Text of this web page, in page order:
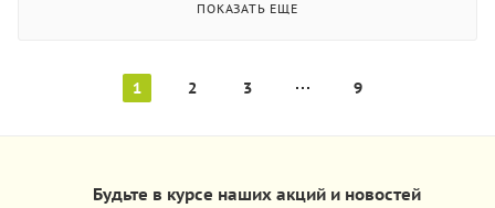
ПОКАЗАТЬ ЕЩЕ
1 2 3 9
Будьте в курсе наших акций и новостей